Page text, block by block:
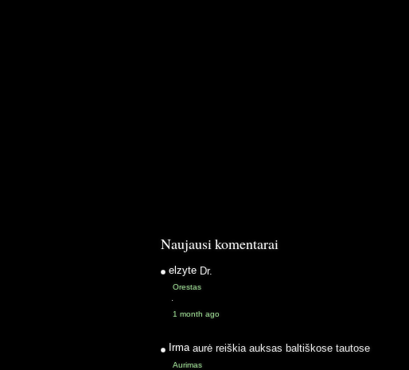
Naujausi komentarai
elzyte Dr.
Orestas
·
1 month ago
Irma aurė reiškia auksas baltiškose tautose
Aurimas